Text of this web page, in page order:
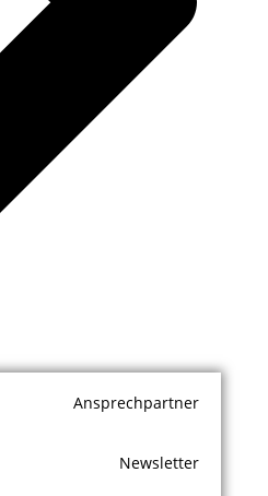
Ansprechpartner
Newsletter